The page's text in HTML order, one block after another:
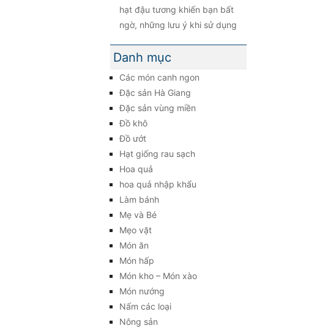
hạt đậu tương khiến bạn bất
ngờ, những lưu ý khi sử dụng
Danh mục
Các món canh ngon
Đặc sản Hà Giang
Đặc sản vùng miền
Đồ khô
Đồ ướt
Hạt giống rau sạch
Hoa quả
hoa quả nhập khẩu
Làm bánh
Mẹ và Bé
Mẹo vặt
Món ăn
Món hấp
Món kho – Món xào
Món nướng
Nấm các loại
Nông sản